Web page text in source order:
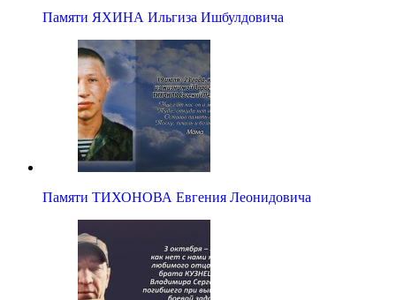
Памяти ЯХИНА Ильгиза Ишбулдовича
Памяти ТИХОНОВА Евгения Леонидовича